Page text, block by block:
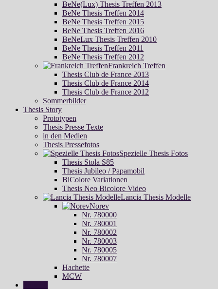
BeNe(Lux) Thesis Treffen 2013
BeNe Thesis Treffen 2014
BeNe Thesis Treffen 2015
BeNe Thesis Treffen 2016
BeNeLux Thesis Treffen 2010
BeNe Thesis Treffen 2011
BeNe Thesis Treffen 2012
Frankreich Treffen
Thesis Club de France 2013
Thesis Club de France 2014
Thesis Club de France 2012
Sommerbilder
Thesis Story
Prototypen
Thesis Presse Texte
in den Medien
Thesis Pressefotos
Spezielle Thesis Fotos
Thesis Stola S85
Thesis Jubileo / Papamobil
BiColore Variationen
Thesis Neo Bicolore Video
Lancia Thesis Modelle
Norev
Nr. 780000
Nr. 780001
Nr. 780002
Nr. 780003
Nr. 780005
Nr. 780007
Hachette
MCW